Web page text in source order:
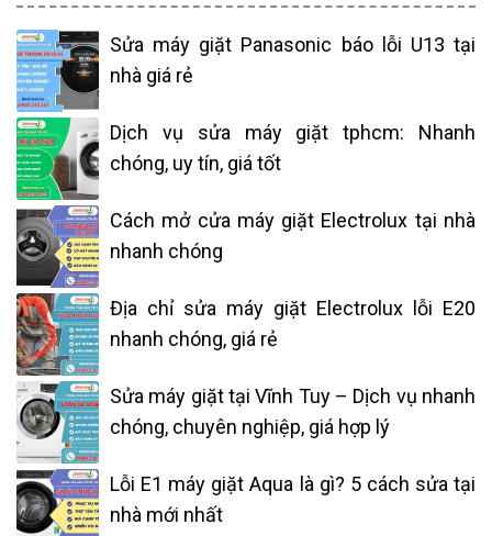
Sửa máy giặt Panasonic báo lỗi U13 tại
nhà giá rẻ
Dịch vụ sửa máy giặt tphcm: Nhanh
chóng, uy tín, giá tốt
Cách mở cửa máy giặt Electrolux tại nhà
nhanh chóng
Địa chỉ sửa máy giặt Electrolux lỗi E20
nhanh chóng, giá rẻ
Sửa máy giặt tại Vĩnh Tuy – Dịch vụ nhanh
chóng, chuyên nghiệp, giá hợp lý
Lỗi E1 máy giặt Aqua là gì? 5 cách sửa tại
nhà mới nhất